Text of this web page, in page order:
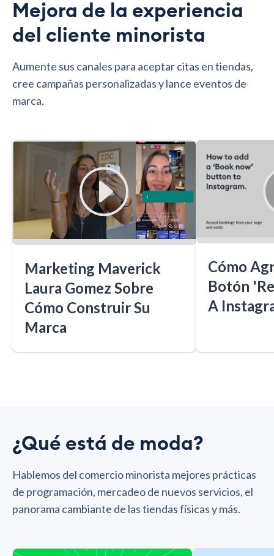
Mejora de la experiencia
del cliente minorista
Aumente sus canales para aceptar citas en tiendas,
cree campañas personalizadas y lance eventos de
marca.
Marketing Maverick
Laura Gomez Sobre
Cómo Construir Su
Marca
Cómo
Botón
A
¿Qué está de moda?
Hablemos del comercio minorista mejores prácticas
de programación, mercadeo de nuevos servicios, el
panorama cambiante de las tiendas físicas y más.